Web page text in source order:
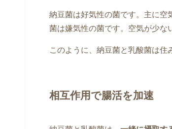
納豆菌は好気性の菌です。主に空
菌は嫌気性の菌です。空気が少な
このように、納豆菌と乳酸菌は住
相互作用で腸活を加速